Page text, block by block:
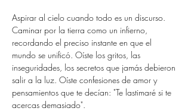
Aspirar al cielo cuando todo es un discurso.
Caminar por la tierra como un infierno,
recordando el preciso instante en que el
mundo se unificó. Oíste los gritos, las
inseguridades, los secretos que jamás debieron
salir a la luz. Oíste confesiones de amor y
pensamientos que te decían: "Te lastimaré si te
acercas demasiado".